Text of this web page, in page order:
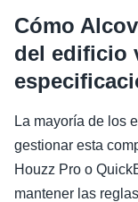
Cómo
del edificio
La mayoría de los
gestionar esta
Houzz Pro o
mantener las